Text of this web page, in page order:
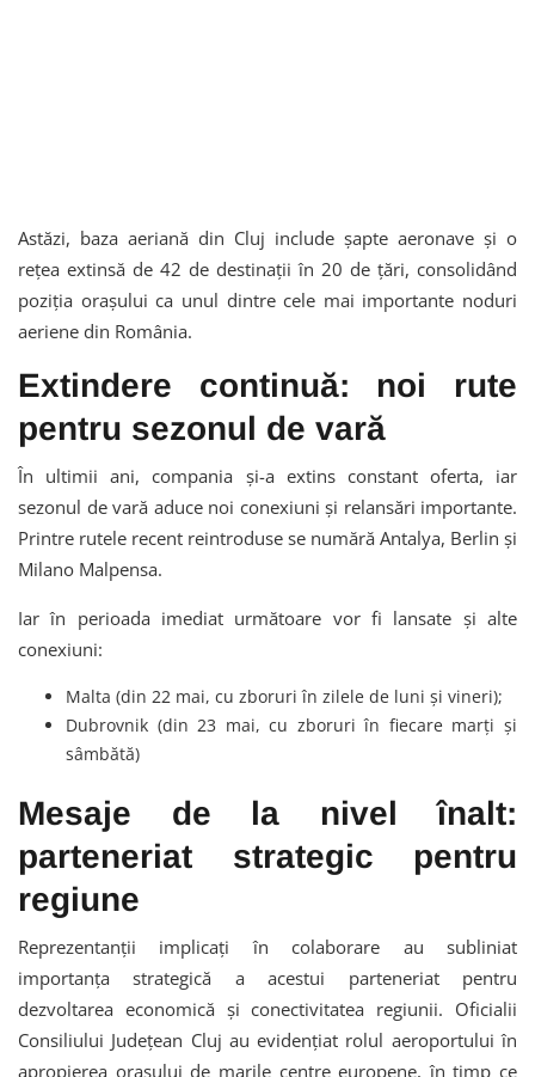
Astăzi, baza aeriană din Cluj include șapte aeronave și o
rețea extinsă de 42 de destinații în 20 de țări, consolidând
poziția orașului ca unul dintre cele mai importante noduri
aeriene din România.
Extindere continuă: noi rute
pentru sezonul de vară
În ultimii ani, compania și-a extins constant oferta, iar
sezonul de vară aduce noi conexiuni și relansări importante.
Printre rutele recent reintroduse se numără Antalya, Berlin și
Milano Malpensa.
Iar în perioada imediat următoare vor fi lansate și alte
conexiuni:
Malta (din 22 mai, cu zboruri în zilele de luni și vineri);
Dubrovnik (din 23 mai, cu zboruri în fiecare marți și
sâmbătă)
Mesaje de la nivel înalt:
parteneriat strategic pentru
regiune
Reprezentanții implicați în colaborare au subliniat
importanța strategică a acestui parteneriat pentru
dezvoltarea economică și conectivitatea regiunii. Oficialii
Consiliului Județean Cluj au evidențiat rolul aeroportului în
apropierea orașului de marile centre europene, în timp ce